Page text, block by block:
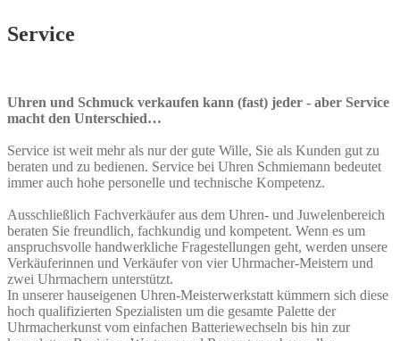
Service
Uhren und Schmuck verkaufen kann (fast) jeder - aber Service
macht den Unterschied…
Service ist weit mehr als nur der gute Wille, Sie als Kunden gut zu
beraten und zu bedienen. Service bei Uhren Schmiemann bedeutet
immer auch hohe personelle und technische Kompetenz.
Ausschließlich Fachverkäufer aus dem Uhren- und Juwelenbereich
beraten Sie freundlich, fachkundig und kompetent. Wenn es um
anspruchsvolle handwerkliche Fragestellungen geht, werden unsere
Verkäuferinnen und Verkäufer von vier Uhrmacher-Meistern und
zwei Uhrmachern unterstützt.
In unserer hauseigenen Uhren-Meisterwerkstatt kümmern sich diese
hoch qualifizierten Spezialisten um die gesamte Palette der
Uhrmacherkunst vom einfachen Batteriewechseln bis hin zur